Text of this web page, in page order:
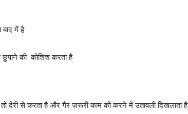
में है
छुपाने की कोशिश करता है
देरी से करता है और गैर ज़रूरी काम को करने में उतावली दिखलाता है